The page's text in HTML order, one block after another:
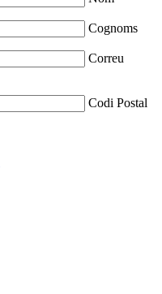
Cognoms
Correu
Codi Postal